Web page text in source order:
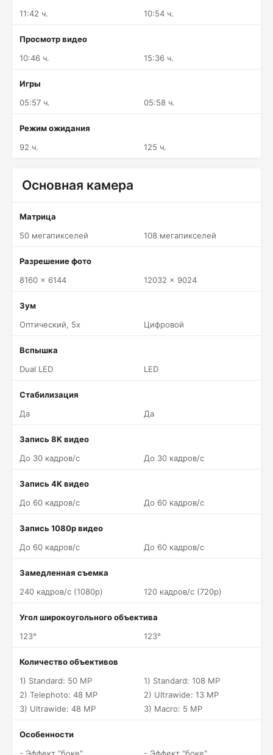
11:42 ч.
10:54 ч.
Просмотр видео
10:46 ч.
15:36 ч.
Игры
05:57 ч.
05:58 ч.
Режим ожидания
92 ч.
125 ч.
Основная камера
Матрица
50 мегапикселей
108 мегапикселей
Разрешение фото
8160 x 6144
12032 x 9024
Зум
Оптический, 5x
Цифровой
Вспышка
Dual LED
LED
Стабилизация
Да
Да
Запись 8K видео
До 30 кадров/c
До 30 кадров/c
Запись 4K видео
До 60 кадров/c
До 60 кадров/c
Запись 1080p видео
До 60 кадров/c
До 60 кадров/c
Замедленная съемка
240 кадров/c (1080p)
120 кадров/c (720p)
Угол широкоугольного объектива
123°
123°
Количество объективов
1) Standard: 50 MP
2) Telephoto: 48 MP
3) Ultrawide: 48 MP
1) Standard: 108 MP
2) Ultrawide: 13 MP
3) Macro: 5 MP
Особенности